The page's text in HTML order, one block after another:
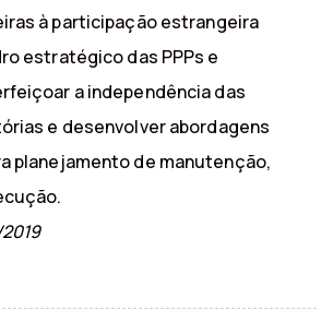
à participação estrangeira
estratégico das PPPs e
a independência das
e desenvolver abordagens
planejamento de manutenção,